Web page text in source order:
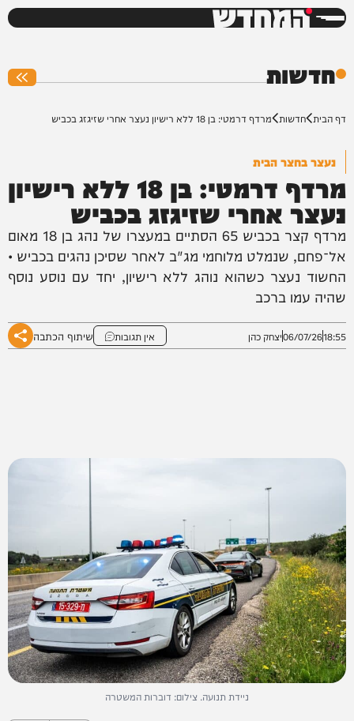
המחדש
חדשות
דף הבית חדשות מרדף דרמטי: בן 18 ללא רישיון נעצר אחרי שזיגזג בכביש
נעצר בחצר הבית
מרדף דרמטי: בן 18 ללא רישיון
נעצר אחרי שזיגזג בכביש
מרדף קצר בכביש 65 הסתיים במעצרו של נהג בן 18 מאום
אל־פחם, שנמלט מלוחמי מג"ב לאחר שסיכן נהגים בכביש •
החשוד נעצר כשהוא נוהג ללא רישיון, יחד עם נוסע נוסף
שהיה עמו ברכב
18:55
06/07/26יצחק כהן אין תגובות שיתוף הכתבה
ניידת תנועה. צילום: דוברות המשטרה